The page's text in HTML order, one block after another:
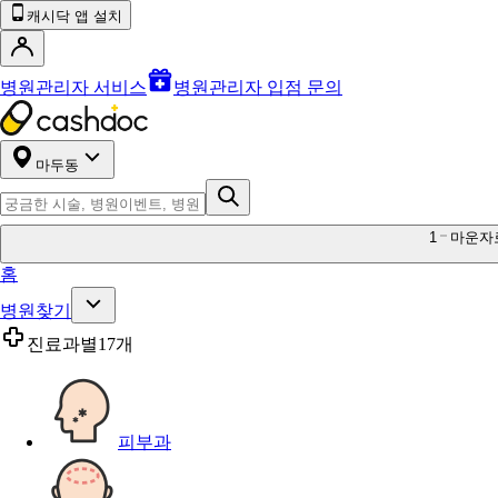
캐시닥 앱 설치
병원관리자 서비스 병원관리자 입점 문의
마두동
1 마운자
홈
병원찾기
진료과별17개
피부과